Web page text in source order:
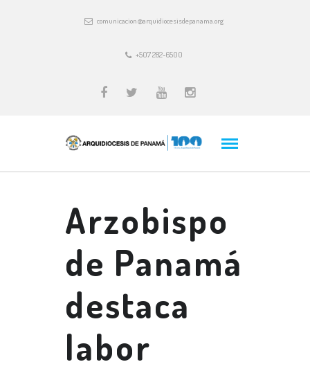
comunicacion@arquidiocesisdepanama.org
+507 282-6500
Arzobispo
de Panamá
destaca
labor